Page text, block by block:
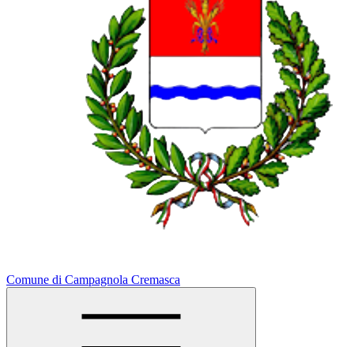
Comune di Campagnola Cremasca